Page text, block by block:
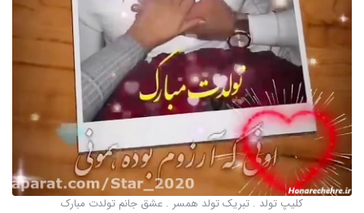
کلیپ تولد . تبریک تولد همسر . عشق جانم تولدت مبارک